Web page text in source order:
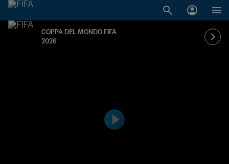
COPPA DEL MONDO FIFA
2026